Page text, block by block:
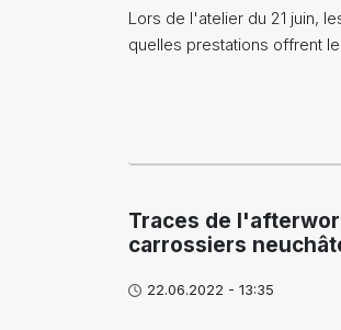
Lors de l'atelier du 21 juin,
quelles prestations offrent
Traces de
carrossiers
22.06.2022 - 13:35